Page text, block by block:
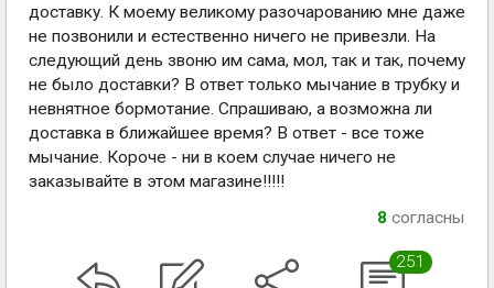
доставку. К моему великому разочарованию мне даже
не позвонили и естественно ничего не привезли. На
следующий день звоню им сама, мол, так и так, почему
не было доставки? В ответ только мычание в трубку и
невнятное бормотание. Спрашиваю, а возможна ли
доставка в ближайшее время? В ответ - все тоже
мычание. Короче - ни в коем случае ничего не
заказывайте в этом магазине!!!!!
8 согласны
251